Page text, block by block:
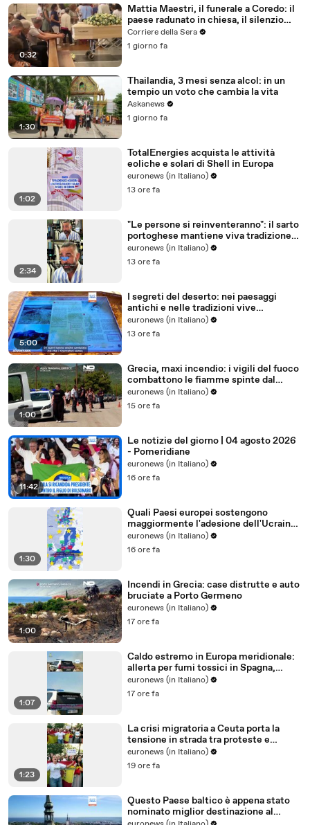
0:32
Mattia Maestri, il funerale a Coredo: il
paese radunato in chiesa, il silenzio
della famiglia, gli abbracci
Corriere della Sera
1 giorno fa
1:30
Thailandia, 3 mesi senza alcol: in un
tempio un voto che cambia la vita
Askanews
1 giorno fa
1:02
TotalEnergies acquista le attività
eoliche e solari di Shell in Europa
euronews (in Italiano)
13 ore fa
2:34
"Le persone si reinventeranno": il sarto
portoghese mantiene viva tradizione
degli abiti su misura
euronews (in Italiano)
13 ore fa
5:00
I segreti del deserto: nei paesaggi
antichi e nelle tradizioni vive
dell'Uzbekistan
euronews (in Italiano)
13 ore fa
1:00
Grecia, maxi incendio: i vigili del fuoco
combattono le fiamme spinte dal
vento
euronews (in Italiano)
15 ore fa
11:42
Le notizie del giorno | 04 agosto 2026
- Pomeridiane
euronews (in Italiano)
16 ore fa
1:30
Quali Paesi europei sostengono
maggiormente l'adesione dell'Ucraina
all'Ue?
euronews (in Italiano)
16 ore fa
1:00
Incendi in Grecia: case distrutte e auto
bruciate a Porto Germeno
euronews (in Italiano)
17 ore fa
1:07
Caldo estremo in Europa meridionale:
allerta per fumi tossici in Spagna,
Francia ferma reattori
euronews (in Italiano)
17 ore fa
1:23
La crisi migratoria a Ceuta porta la
tensione in strada tra proteste e
critiche al governo
euronews (in Italiano)
19 ore fa
Questo Paese baltico è appena stato
nominato miglior destinazione al